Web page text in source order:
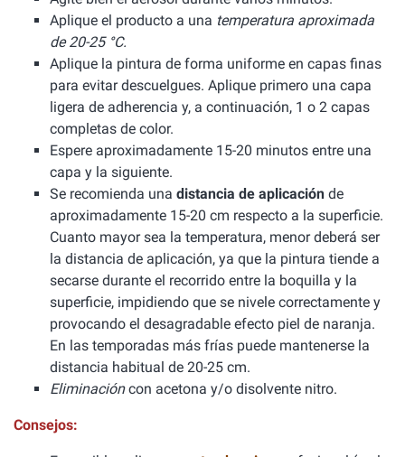
Aplique el producto a una temperatura aproximada
de 20-25 °C.
Aplique la pintura de forma uniforme en capas finas
para evitar descuelgues. Aplique primero una capa
ligera de adherencia y, a continuación, 1 o 2 capas
completas de color.
Espere aproximadamente 15-20 minutos entre una
capa y la siguiente.
Se recomienda una distancia de aplicación de
aproximadamente 15-20 cm respecto a la superficie.
Cuanto mayor sea la temperatura, menor deberá ser
la distancia de aplicación, ya que la pintura tiende a
secarse durante el recorrido entre la boquilla y la
superficie, impidiendo que se nivele correctamente y
provocando el desagradable efecto piel de naranja.
En las temporadas más frías puede mantenerse la
distancia habitual de 20-25 cm.
Eliminacióncon acetona y/o disolvente nitro.
Consejos: